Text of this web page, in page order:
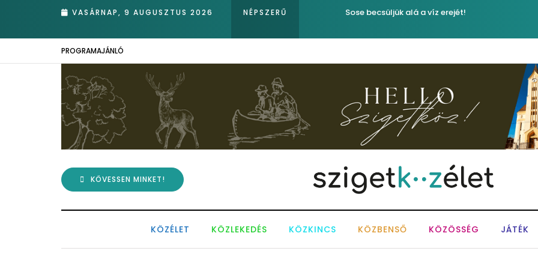
VASÁRNAP, 9 AUGUSZTUS 2026 NÉPSZERŰ Sose becsüljük alá a víz erejét!
PROGRAMAJÁNLÓ
KÖVESSEN MINKET!
KÖZÉLET KÖZLEKEDÉS KÖZKINCS KÖZBENSŐ KÖZÖSSÉG JÁTÉK